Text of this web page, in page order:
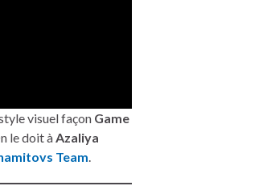
visuel façon Game
le doit àAzaliya
Team.